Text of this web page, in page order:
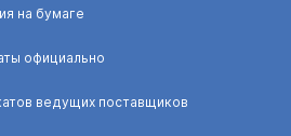
на бумаге
официально
ведущих поставщиков